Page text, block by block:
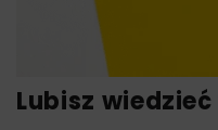
Lubisz